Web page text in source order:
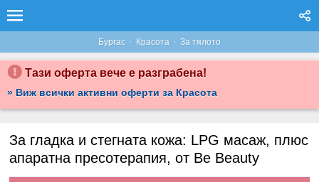
Бургас · Красота · За тялото
Тази оферта вече е разграбена!
» Виж всички активни оферти за Красота
За гладка и стегната кожа: LPG масаж, плюс
апаратна пресотерапия, от Be Beauty